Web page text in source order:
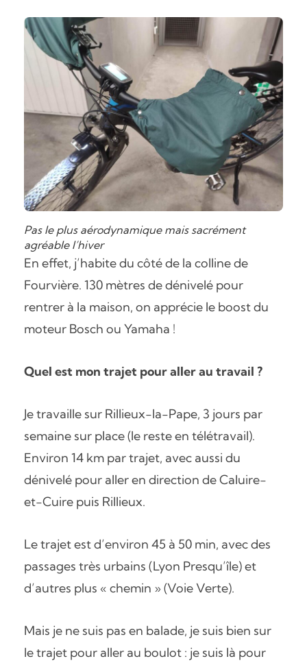
Pas le plus aérodynamique mais sacrément
agréable l’hiver
En effet, j’habite du côté de la colline de
Fourvière. 130 mètres de dénivelé pour
rentrer à la maison, on apprécie le boost du
moteur Bosch ou Yamaha !
Quel est mon trajet pour aller au travail ?
Je travaille sur Rillieux-la-Pape, 3 jours par
semaine sur place (le reste en télétravail).
Environ 14 km par trajet, avec aussi du
dénivelé pour aller en direction de Caluire-
et-Cuire puis Rillieux.
Le trajet est d’environ 45 à 50 min, avec des
passages très urbains (Lyon Presqu’île) et
d’autres plus « chemin » (Voie Verte).
Mais je ne suis pas en balade, je suis bien sur
le trajet pour aller au boulot : je suis là pour